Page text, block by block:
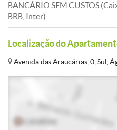
BANCÁRIO SEM CUSTOS
BRB, Inter)
Localização do
Avenida das Araucárias, 0, Sul,